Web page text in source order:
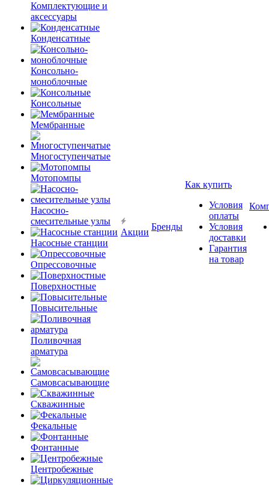
Комплектующие и
аксессуары
Конденсатные
Консольно-
моноблочные
Консольные
Мембранные
Многоступенчатые
Мотопомпы
Насосно-
смесительные узлы
Насосные станции
Опрессовочные
Поверхностные
Повысительные
Поливочная
арматура
Самовсасывающие
Скважинные
Фекальные
Фонтанные
Центробежные
Акции
Бренды
Как купить
Условия
оплаты
Условия
доставки
Гарантия
на товар